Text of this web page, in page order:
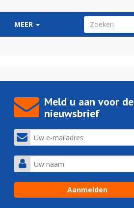
MEER ZOEKVELD
Meld u aan voor de
nieuwsbrief